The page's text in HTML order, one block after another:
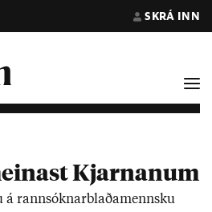
SKRÁ INN
Kjarnanum
rann­sókn­ar­blaða­mennsku